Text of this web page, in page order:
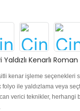
Kenarlı Roman
kenar işleme seçenekleri
ile yaldızlama veya
verici teknikler, herhangi